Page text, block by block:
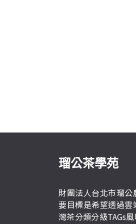
瑠公茶學苑
財團法人台北市瑠
要目標是希望透過
灣茶分類分級TAGs